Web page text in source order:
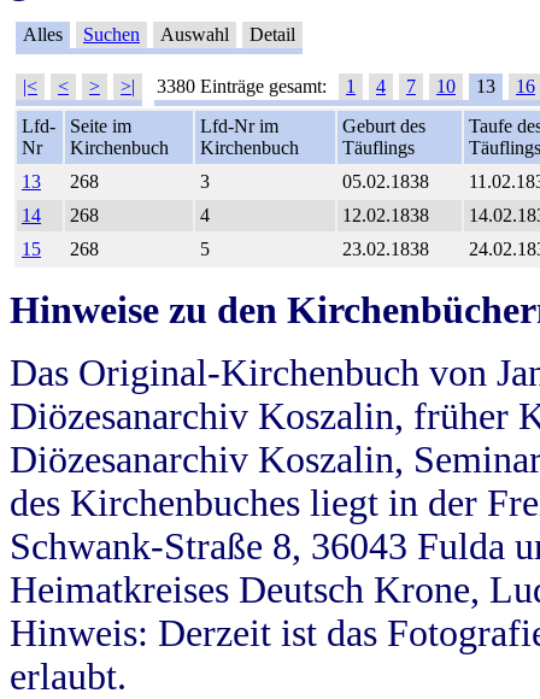
Alles Suchen Auswahl Detail
|< < > >| 3380 Einträge gesamt: 1 4 7 10 13
16
Lfd-
Nr
Seite im
Kirchenbuch
Lfd-Nr im
Kirchenbuch
Geburt des
Täuflings
Taufe
Täuflings
13
268 3 05.02.1838
14
268 4 12.02.1838
15
268 5 23.02.1838
Hinweise zu den
Das Original-Kirchenbuch von
Diözesanarchiv Koszalin, früher
Diözesanarchiv Koszalin,
des Kirchenbuches liegt in der
Schwank-Straße 8, 36043 Fulda
Heimatkreises Deutsch Krone,
Hinweis: Derzeit ist das
erlaubt.